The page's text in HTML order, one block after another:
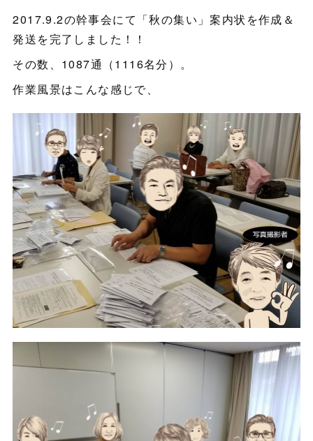
2017.9.2の幹事会にて「秋の集い」案内状を作成＆
発送を完了しました！！
その数、1087通（1116名分）。
作業風景はこんな感じで、